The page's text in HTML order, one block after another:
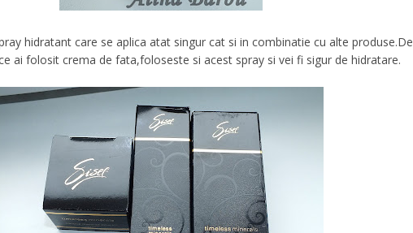
hidratant care se aplica atat singur cat si in combinatie cu alte produse.De
ai folosit crema de fata,foloseste si acest spray si vei fi sigur de hidratare.